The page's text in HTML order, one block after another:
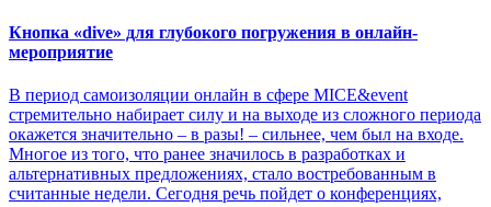
Кнопка «dive» для глубокого погружения в онлайн-
мероприятие
В период самоизоляции онлайн в сфере MICE&event
стремительно набирает силу и на выходе из сложного периода
окажется значительно – в разы! – сильнее, чем был на входе.
Многое из того, что ранее значилось в разработках и
альтернативных предложениях, стало востребованным в
считанные недели. Cегодня речь пойдет о конференциях,